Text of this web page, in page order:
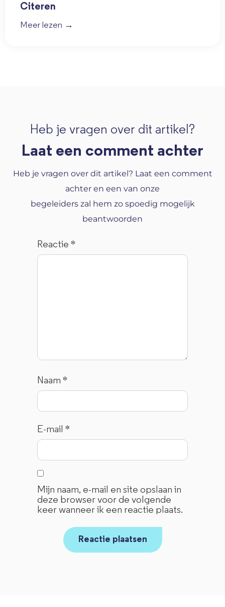
Citeren
Meer lezen →
Heb je vragen over dit artikel?
Laat een comment achter
Heb je vragen over dit artikel? Laat een comment
achter en een van onze
begeleiders zal hem zo spoedig mogelijk
beantwoorden
Reactie*
Naam*
E-mail*
Mijn naam, e-mail en site opslaan in
deze browser voor de volgende
keer wanneer ik een reactie plaats.